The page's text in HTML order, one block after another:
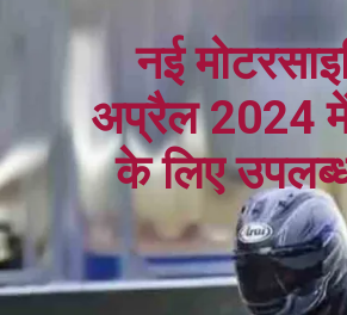
नई
अप्रैल 2024 में
के लिए